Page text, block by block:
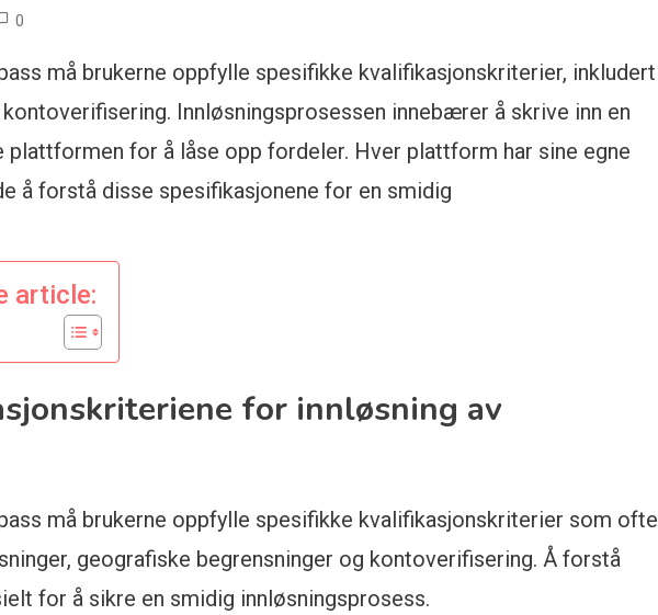
0
må brukerne oppfylle spesifikke kvalifikasjonskriterier, inkludert
Innløsningsprosessen innebærer å skrive inn en
plattformen for å låse opp fordeler. Hver plattform har sine egne
å forstå disse spesifikasjonene for en smidig
article:
for innløsning av
må brukerne oppfylle spesifikke kvalifikasjonskriterier som ofte
geografiske begrensninger og kontoverifisering. Å forstå
for å sikre en smidig innløsningsprosess.